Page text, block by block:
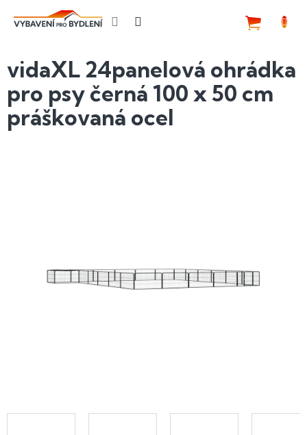
vidaXL 24panelová ohrádka
pro psy černá 100 x 50 cm
práškovaná ocel